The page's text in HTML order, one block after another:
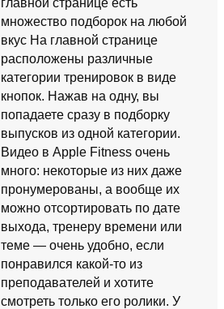
главной странице есть
множество подборок на любой
вкус На главной странице
расположены различные
категории тренировок в виде
кнопок. Нажав на одну, вы
попадаете сразу в подборку
выпусков из одной категории.
Видео в Apple Fitness очень
много: некоторые из них даже
пронумерованы, а вообще их
можно отсортировать по дате
выхода, тренеру времени или
теме — очень удобно, если
понравился какой-то из
преподавателей и хотите
смотреть только его ролики. У